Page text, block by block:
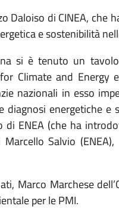
Daloiso di CINEA, che
e sostenibilità
si è tenuto un
Climate and
nazionali in esso
diagnosi energetiche e
di ENEA (che ha
Salvio
Marco Marchese
per le PMI.